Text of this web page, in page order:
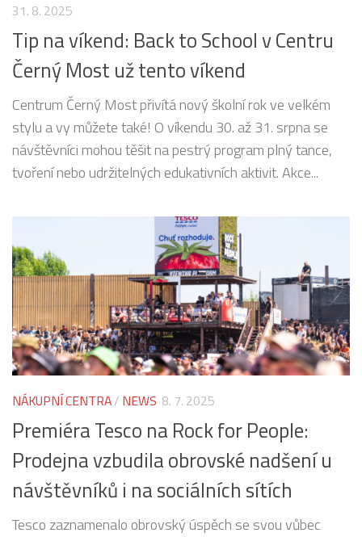
31. 8. 2025
Tip na víkend: Back to School v Centru
Černý Most už tento víkend
Centrum Černý Most přivítá nový školní rok ve velkém
stylu a vy můžete také! O víkendu 30. až 31. srpna se
návštěvníci mohou těšit na pestrý program plný tance,
tvoření nebo udržitelných edukativních aktivit. Akce...
NÁKUPNÍ CENTRA/ NEWS 8. 7. 2025
Premiéra Tesco na Rock for People:
Prodejna vzbudila obrovské nadšení u
návštěvníků i na sociálních sítích
Tesco zaznamenalo obrovský úspěch se svou vůbec